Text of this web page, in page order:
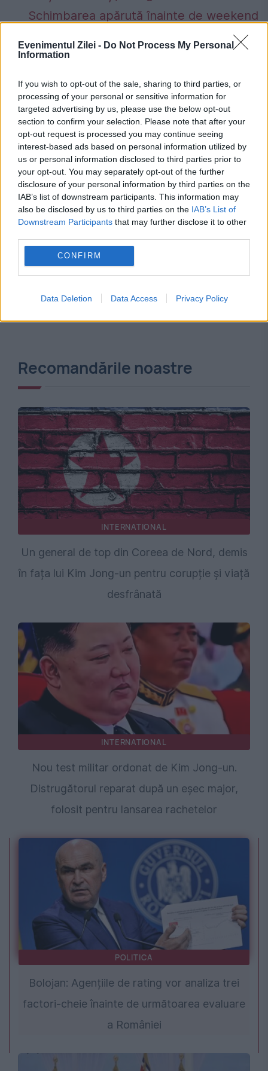
Evenimentul Zilei - Do Not Process My Personal
Information
If you wish to opt-out of the sale, sharing to third parties, or
processing of your personal or sensitive information for
targeted advertising by us, please use the below opt-out
section to confirm your selection. Please note that after your
opt-out request is processed you may continue seeing
interest-based ads based on personal information utilized by
us or personal information disclosed to third parties prior to
your opt-out. You may separately opt-out of the further
disclosure of your personal information by third parties on the
IAB’s list of downstream participants. This information may
also be disclosed by us to third parties on the IAB’s List of
Downstream Participants that may further disclose it to other
CONFIRM
Data Deletion Data Access Privacy Policy
Schimbarea apărută înainte de weekend
coma dictatorul kim jong-un
Recomandările noastre
INTERNATIONAL
Un general de top din Coreea de Nord, demis
în fața lui Kim Jong-un pentru corupție și viață
desfrânată
INTERNATIONAL
Nou test militar ordonat de Kim Jong-un.
Distrugătorul reparat după un eșec major,
folosit pentru lansarea rachetelor
POLITICA
Bolojan: Agențiile de rating vor analiza trei
factori-cheie înainte de următoarea evaluare
a României